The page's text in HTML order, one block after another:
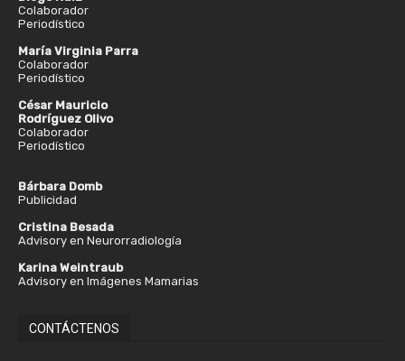
Colaborador
Periodístico
María Virginia Parra
Colaborador
Periodístico
César Mauricio
Rodríguez Olivo
Colaborador
Periodístico
Bárbara Domb
Publicidad
Cristina Besada
Advisory en Neurorradiología
Karina Weintraub
Advisory en Imágenes Mamarias
CONTÁCTENOS